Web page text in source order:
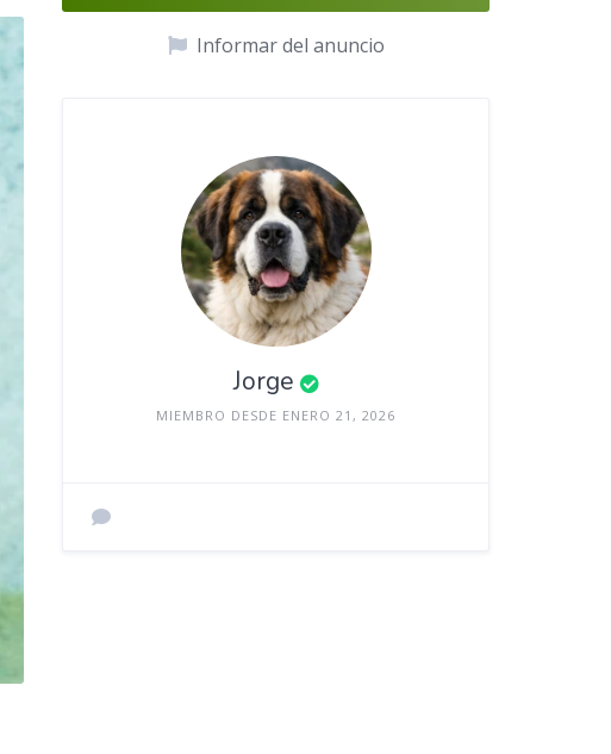
Informar del anuncio
Jorge
MIEMBRO DESDE ENERO 21, 2026